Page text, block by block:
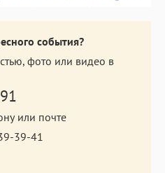
события?
фото или видео в
или почте
39-41